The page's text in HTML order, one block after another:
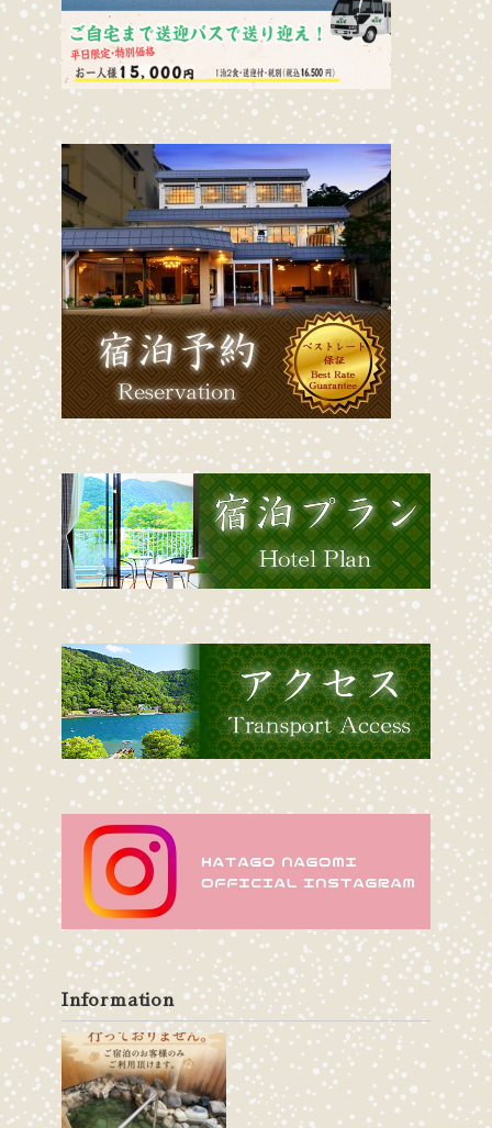
Information